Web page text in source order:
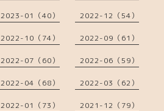
2023-01（40） 2022-12（54）
2022-10（74） 2022-09（61）
2022-07（60） 2022-06（59）
2022-04（68） 2022-03（62）
2022-01（73） 2021-12（79）